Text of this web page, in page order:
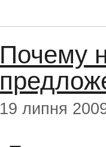
Почему
19 липня